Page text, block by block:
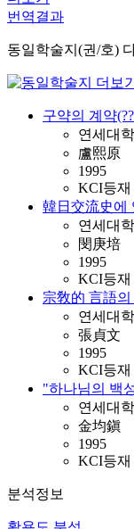
번역결과
동일학술지(권/호)
구약의 계약
연세대
盧熙原
1995
KCI등재
韓日交流史에
연세대
閔庚培
1995
KCI등재
宗敎的 言語
연세대
張貞文
1995
KCI등재
"하나님의 백
연세대
金均鎭
1995
KCI등재
분석정보